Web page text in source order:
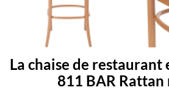
La chaise de restaurant
811 BAR